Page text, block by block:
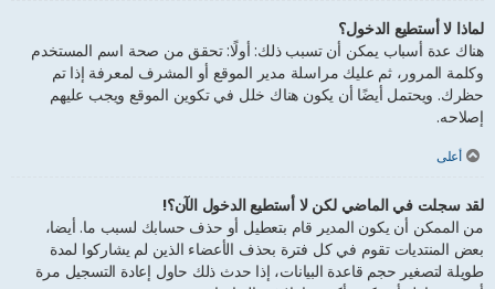
لماذا لا أستطيع الدخول؟
هناك عدة أسباب يمكن أن تسبب ذلك: أولًا: تحقق من صحة اسم المستخدم
وكلمة المرور، ثم عليك مراسلة مدير الموقع أو المشرف لمعرفة إذا تم
حظرك. ويحتمل أيضًا أن يكون هناك خلل في تكوين الموقع ويجب عليهم
إصلاحه.
أعلى
لقد سجلت في الماضي لكن لا أستطيع الدخول الآن؟!
من الممكن أن يكون المدير قام بتعطيل أو حذف حسابك لسبب ما. أيضا،
بعض المنتديات تقوم في كل فترة بحذف الأعضاء الذين لم يشاركوا لمدة
طويلة لتصغير حجم قاعدة البيانات، إذا حدث ذلك حاول إعادة التسجيل مرة